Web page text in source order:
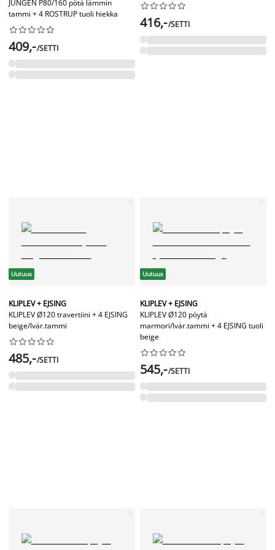
JUNGEN P80/160 pötä lämmin
tammi + 4 ROSTRUP tuoli hiekka






409,-/SETTI






416,-/SETTI
Uutuus
KLIPLEV + EJSING
KLIPLEV Ø120 travertiini + 4 EJSING
beige/lvär.tammi






485,-/SETTI
Uutuus
KLIPLEV + EJSING
KLIPLEV Ø120 pöytä
marmori/lvär.tammi + 4 EJSING tuoli
beige






545,-/SETTI